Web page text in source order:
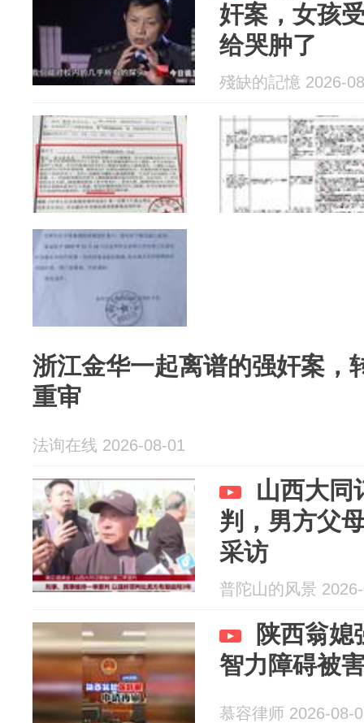
奸案，女孩
给哭肿了
殘缺的記憶 2026-
浙江金华一起离谱的强奸案，
重审
法询在线 2026-08-01
山西大同
判，男方父
采访
普陀山的风景
陕西翁媳
智力障碍被
慕容律师 2026-08-